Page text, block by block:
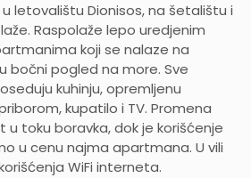
letovalištu Dionisos, na šetalištu i
Raspolaže lepo uredjenim
koji se nalaze na
bočni pogled na more. Sve
kuhinju, opremljenu
kupatilo i TV. Promena
toku boravka, dok je korišćenje
u cenu najma apartmana. U vili
WiFi interneta.